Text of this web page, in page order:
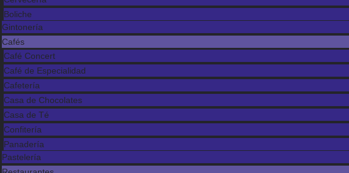
Boliche
Gintonería
Cafés
Café Concert
Café de Especialidad
Cafetería
Casa de Chocolates
Casa de Té
Confitería
Panadería
Pastelería